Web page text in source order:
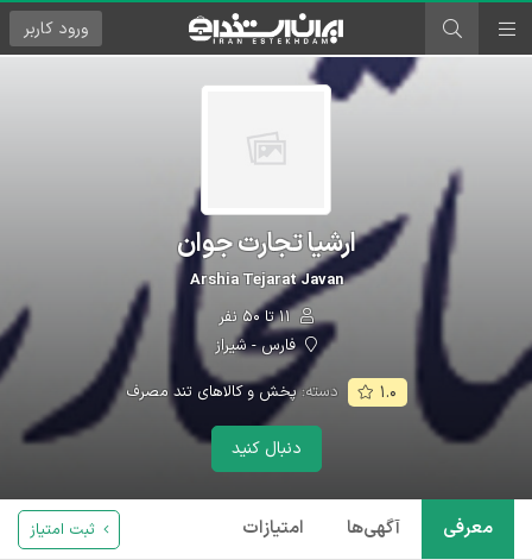
ورود کاربر
ارشیا تجارت جوان
Arshia Tejarat Javan
۱۱ تا ۵۰ نفر
فارس - شیراز
۱.۰ دسته:پخش و کالاهای تند مصرف
دنبال کنید
معرفی آگهی‌ها امتیازات ثبت امتیاز